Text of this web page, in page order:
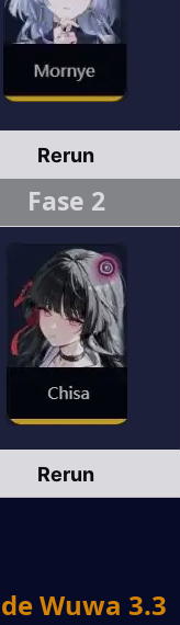
Rerun
Fase 2
Rerun
Wuwa 3.3